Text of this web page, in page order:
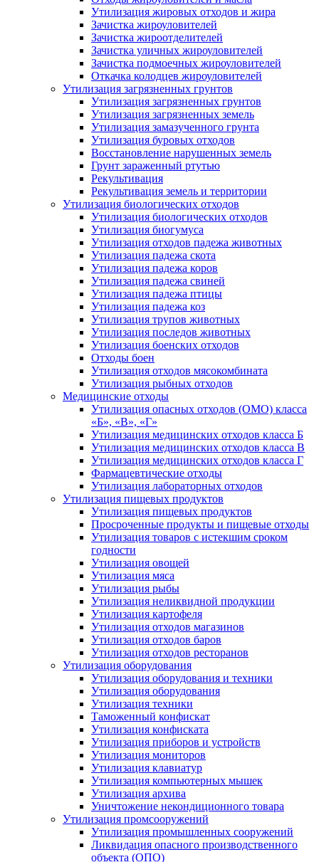
Утилизация жировых отходов и жира
Зачистка жироуловителей
Зачистка жироотделителей
Зачистка уличных жироуловителей
Зачистка подмоечных жироуловителей
Откачка колодцев жироуловителей
Утилизация загрязненных грунтов
Утилизация загрязненных грунтов
Утилизация загрязненных земель
Утилизация замазученного грунта
Утилизация буровых отходов
Восстановление нарушенных земель
Грунт зараженный ртутью
Рекультивация
Рекультивация земель и территории
Утилизация биологических отходов
Утилизация биологических отходов
Утилизация биогумуса
Утилизация отходов падежа животных
Утилизация падежа скота
Утилизация падежа коров
Утилизация падежа свиней
Утилизация падежа птицы
Утилизация падежа коз
Утилизация трупов животных
Утилизация последов животных
Утилизация боенских отходов
Отходы боен
Утилизация отходов мясокомбината
Утилизация рыбных отходов
Медицинские отходы
Утилизация опасных отходов (ОМО) класса
«Б», «В», «Г»
Утилизация медицинских отходов класса Б
Утилизация медицинских отходов класса В
Утилизация медицинских отходов класса Г
Фармацевтические отходы
Утилизация лабораторных отходов
Утилизация пищевых продуктов
Утилизация пищевых продуктов
Просроченные продукты и пищевые отходы
Утилизация товаров с истекшим сроком
годности
Утилизация овощей
Утилизация мяса
Утилизация рыбы
Утилизация неликвидной продукции
Утилизация картофеля
Утилизация отходов магазинов
Утилизация отходов баров
Утилизация отходов ресторанов
Утилизация оборудования
Утилизация оборудования и техники
Утилизация оборудования
Утилизация техники
Таможенный конфискат
Утилизация конфиската
Утилизация приборов и устройств
Утилизация мониторов
Утилизация клавиатур
Утилизация компьютерных мышек
Утилизация архива
Уничтожение некондиционного товара
Утилизация промсооружений
Утилизация промышленных сооружений
Ликвидация опасного производственного
объекта (ОПО)